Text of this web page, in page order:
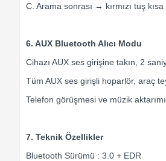
C. Arama sonrası → kırmızı tuş kısa
6. AUX Bluetooth Alıcı Modu
Cihazı AUX ses girişine takın, 2
Tüm AUX ses girişli hoparlör, araç
Telefon görüşmesi ve müzik
7. Teknik Özellikler
Bluetooth Sürümü : 3.0 + EDR